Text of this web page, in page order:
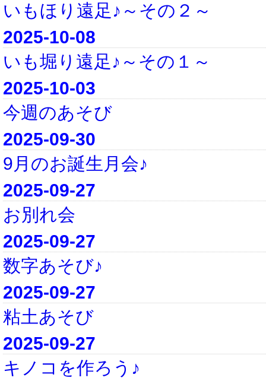
いもほり遠足♪～その２～
2025-10-08
いも堀り遠足♪～その１～
2025-10-03
今週のあそび
2025-09-30
9月のお誕生月会♪
2025-09-27
お別れ会
2025-09-27
数字あそび♪
2025-09-27
粘土あそび
2025-09-27
キノコを作ろう♪